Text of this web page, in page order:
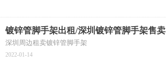
镀锌管脚手架出租/深圳镀锌管脚手架售卖
深圳周边租卖镀锌管脚手架
2022-01-14